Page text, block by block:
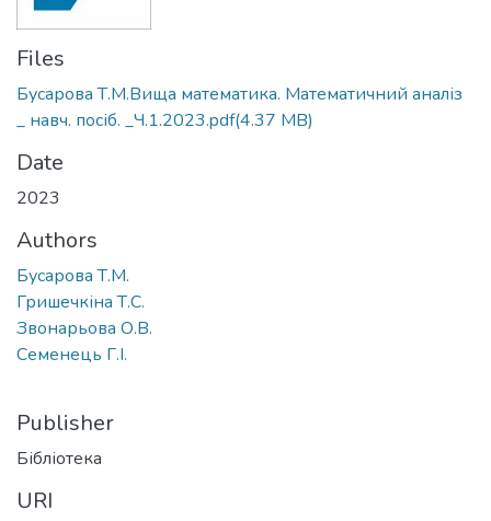
Files
Бусарова Т.М.Вища математика. Математичний аналіз
_ навч. посіб. _Ч.1.2023.pdf(4.37 MB)
Date
2023
Authors
Бусарова Т.М.
Гришечкіна Т.С.
Звонарьова О.В.
Семенець Г.І.
Publisher
Бібліотека
URI